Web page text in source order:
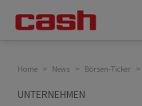
Home News Börsen-Ticker
UNTERNEHMEN